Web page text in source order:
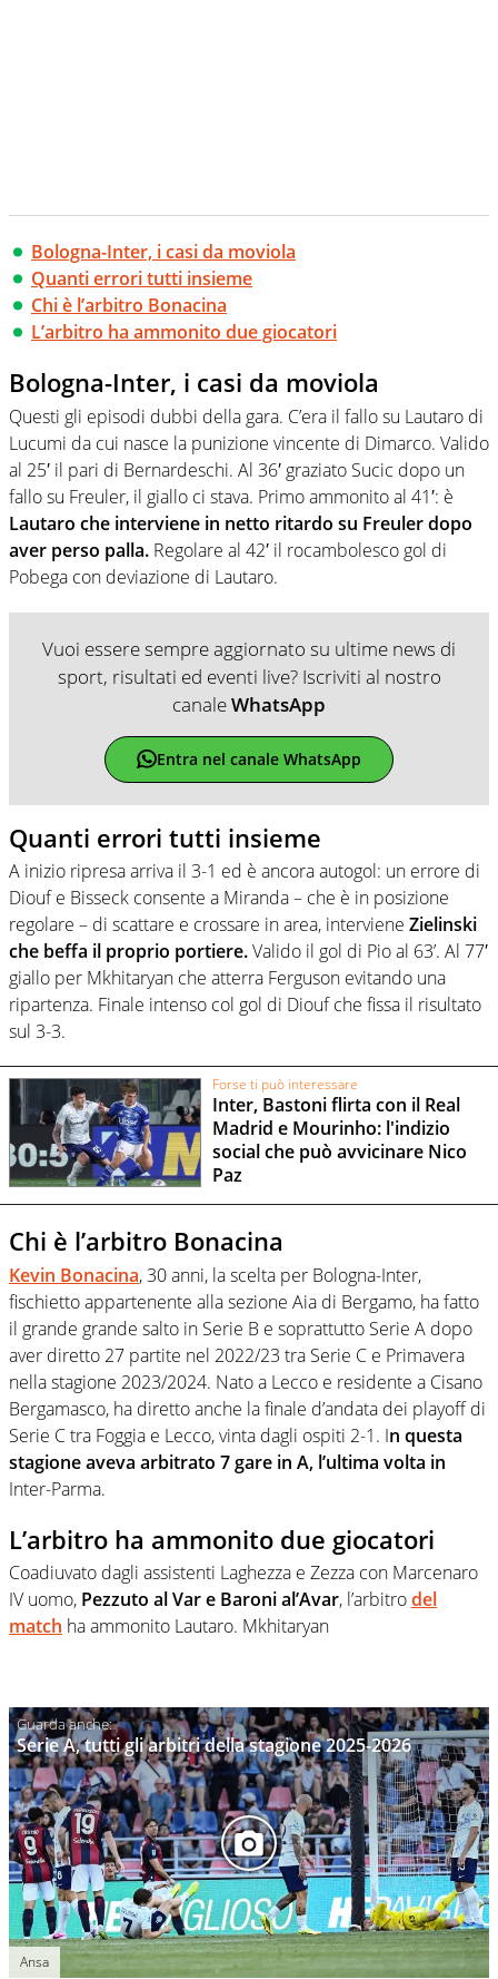
Bologna-Inter, i casi da moviola
Quanti errori tutti insieme
Chi è l’arbitro Bonacina
L’arbitro ha ammonito due giocatori
Bologna-Inter, i casi da moviola
Questi gli episodi dubbi della gara. C’era il fallo su Lautaro di
Lucumi da cui nasce la punizione vincente di Dimarco. Valido
al 25′ il pari di Bernardeschi. Al 36′ graziato Sucic dopo un
fallo su Freuler, il giallo ci stava. Primo ammonito al 41′: è
Lautaro che interviene in netto ritardo su Freuler dopo
aver perso palla. Regolare al 42′ il rocambolesco gol di
Pobega con deviazione di Lautaro.
Vuoi essere sempre aggiornato su ultime news di
sport, risultati ed eventi live? Iscriviti al nostro
canaleWhatsApp
Entra nel canale WhatsApp
Quanti errori tutti insieme
A inizio ripresa arriva il 3-1 ed è ancora autogol: un errore di
Diouf e Bisseck consente a Miranda – che è in posizione
regolare – di scattare e crossare in area, interviene Zielinski
che beffa il proprio portiere.Valido il gol di Pio al 63’. Al 77′
giallo per Mkhitaryan che atterra Ferguson evitando una
ripartenza. Finale intenso col gol di Diouf che fissa il risultato
sul 3-3.
Forse ti può interessare
Inter, Bastoni flirta con il Real
Madrid e Mourinho: l'indizio
social che può avvicinare Nico
Paz
Chi è l’arbitro Bonacina
Kevin Bonacina, 30 anni, la scelta per Bologna-Inter,
fischietto appartenente alla sezione Aia di Bergamo, ha fatto
il grande grande salto in Serie B e soprattutto Serie A dopo
aver diretto 27 partite nel 2022/23 tra Serie C e Primavera
nella stagione 2023/2024. Nato a Lecco e residente a Cisano
Bergamasco, ha diretto anche la finale d’andata dei playoff di
Serie C tra Foggia e Lecco, vinta dagli ospiti 2-1. In questa
stagione aveva arbitrato 7 gare in A, l’ultima volta in
Inter-Parma.
L’arbitro ha ammonito due giocatori
Coadiuvato dagli assistenti Laghezza e Zezza con Marcenaro
IV uomo, Pezzuto al Var e Baroni al’Avar, l’arbitrodel
match ha ammonito Lautaro. Mkhitaryan
Serie A, tutti gli arbitri della stagione 2025-2026
Ansa